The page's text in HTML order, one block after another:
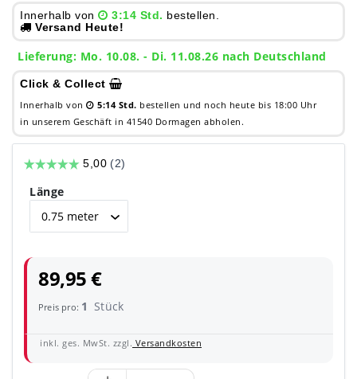
Innerhalb von 3:14 Std. bestellen.
Versand Heute!
Lieferung: Mo. 10.08. - Di. 11.08.26 nach Deutschland
Click & Collect
Innerhalb von 5:14 Std. bestellen und noch heute bis 18:00 Uhr
in unserem Geschäft in 41540 Dormagen abholen.
Länge
89,95 €
Preis pro: 1 Stück
inkl. ges. MwSt. zzgl. Versandkosten